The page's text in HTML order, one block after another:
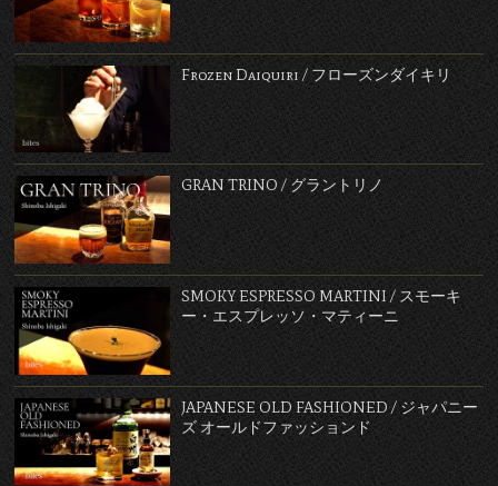
Frozen Daiquiri / フローズンダイキリ
GRAN TRINO / グラントリノ
SMOKY ESPRESSO MARTINI / スモーキ
ー・エスプレッソ・マティーニ
JAPANESE OLD FASHIONED / ジャパニー
ズ オールドファッションド